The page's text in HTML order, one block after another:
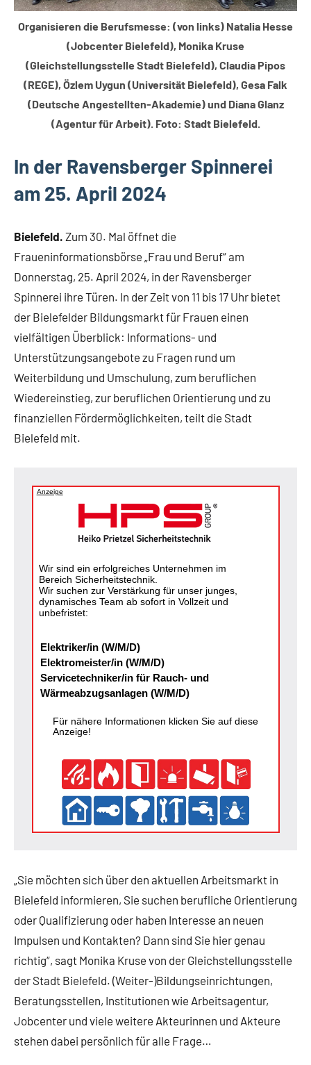
Organisieren die Berufsmesse: (von links) Natalia Hesse
(Jobcenter Bielefeld), Monika Kruse
(Gleichstellungsstelle Stadt Bielefeld), Claudia Pipos
(REGE), Özlem Uygun (Universität Bielefeld), Gesa Falk
(Deutsche Angestellten-Akademie) und Diana Glanz
(Agentur für Arbeit). Foto: Stadt Bielefeld.
In der Ravensberger Spinnerei
am 25. April 2024
Bielefeld. Zum 30. Mal öffnet die
Fraueninformationsbörse „Frau und Beruf“ am
Donnerstag, 25. April 2024, in der Ravensberger
Spinnerei ihre Türen. In der Zeit von 11 bis 17 Uhr bietet
der Bielefelder Bildungsmarkt für Frauen einen
vielfältigen Überblick: Informations- und
Unterstützungsangebote zu Fragen rund um
Weiterbildung und Umschulung, zum beruflichen
Wiedereinstieg, zur beruflichen Orientierung und zu
finanziellen Fördermöglichkeiten, teilt die Stadt
Bielefeld mit.
Anzeige
Wir sind ein erfolgreiches Unternehmen im
Bereich Sicherheitstechnik.
Wir suchen zur Verstärkung für unser junges,
dynamisches Team ab sofort in Vollzeit und
unbefristet:
Elektriker/in (W/M/D)
Elektromeister/in (W/M/D)
Servicetechniker/in für Rauch- und
Wärmeabzugsanlagen (W/M/D)
Für nähere Informationen klicken Sie auf diese
Anzeige!
„Sie möchten sich über den aktuellen Arbeitsmarkt in
Bielefeld informieren, Sie suchen berufliche Orientierung
oder Qualifizierung oder haben Interesse an neuen
Impulsen und Kontakten? Dann sind Sie hier genau
richtig“, sagt Monika Kruse von der Gleichstellungsstelle
der Stadt Bielefeld. (Weiter-)Bildungseinrichtungen,
Beratungsstellen, Institutionen wie Arbeitsagentur,
Jobcenter und viele weitere Akteurinnen und Akteure
stehen dabei persönlich für alle Frage…